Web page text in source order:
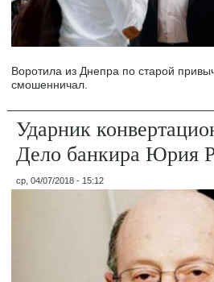
Воротила из Днепра по старой
смошенничал.
Ударник
Дело банкира Юрия
ср, 04/07/2018 - 15:12